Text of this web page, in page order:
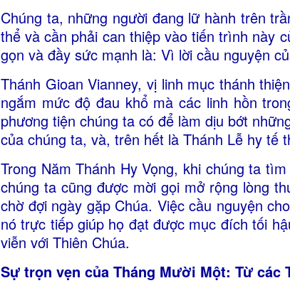
Chúng ta, những người đang lữ hành trên
thể và cần phải can thiệp vào tiến trình này
gọn và đầy sức mạnh là: Vì lời cầu nguyện
Thánh Gioan Vianney, vị linh mục thánh
ngắm mức độ đau khổ mà các linh hồn
phương tiện chúng ta có để làm dịu bớt
của chúng ta, và, trên hết là Thánh Lễ hy tế
Trong Năm Thánh Hy Vọng, khi chúng ta
chúng ta cũng được mời gọi mở rộng lòng
chờ đợi ngày gặp Chúa. Việc cầu nguyện
nó trực tiếp giúp họ đạt được mục đích tối
viễn với Thiên Chúa.
Sự trọn vẹn của Tháng Mười Một: Từ các